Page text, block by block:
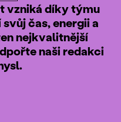
vzniká díky týmu
čas, energii a
nejkvalitnější
naši redakci